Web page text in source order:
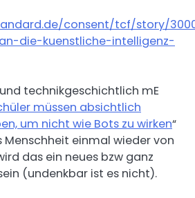
consent/tcf/story/
die-kuenstliche-intelligenz-
technikgeschichtlich mE
müssen absichtlich
um nicht wie Bots zu wirken“
Menschheit einmal wieder von
das ein neues bzw ganz
(undenkbar ist es nicht).